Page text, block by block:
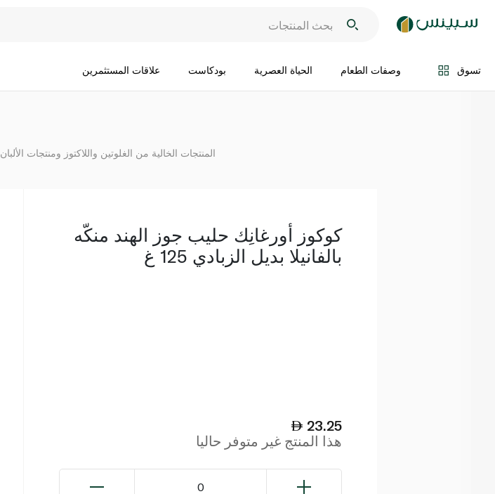
تسوق وصفات الطعام الحياة العصرية بودكاست علاقات المستثمرين
اضف الى السلة
المنتجات الخالية من الغلوتين واللاكتوز ومنتجات الألبان
كوكوز أورغانِك حليب جوز الهند منكّه
بالفانيلا بديل الزبادي 125 غ
23.25
هذا المنتج غير متوفر حاليا
0